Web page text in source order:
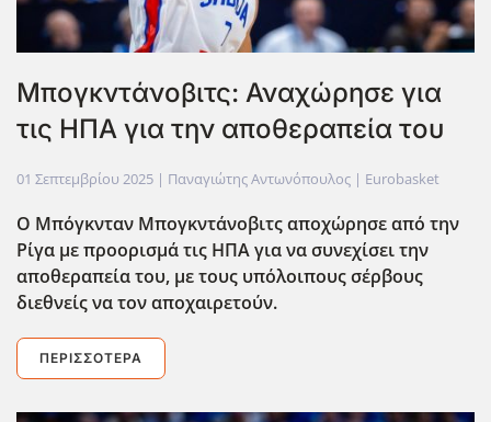
Μπογκντάνοβιτς: Αναχώρησε για
τις ΗΠΑ για την αποθεραπεία του
01 Σεπτεμβρίου 2025 | Παναγιώτης Αντωνόπουλος | Eurobasket
Ο Μπόγκνταν Μπογκντάνοβιτς αποχώρησε από την
Ρίγα με προορισμά τις ΗΠΑ για να συνεχίσει την
αποθεραπεία του, με τους υπόλοιπους σέρβους
διεθνείς να τον αποχαιρετούν.
ΠΕΡΙΣΣΌΤΕΡΑ